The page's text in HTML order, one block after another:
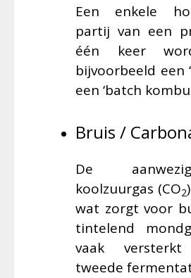
Een enkele
partij van een
één keer
bijvoorbeeld een
een ‘batch
Bruis /
De
koolzuurgas (CO2
wat zorgt voor
tintelend
vaak
tweede